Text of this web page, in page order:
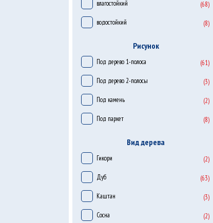
влагостойкий (68)
водостойкий (8)
Рисунок
Под дерево 1-полоса (61)
Под дерево 2-полосы (3)
Под камень (2)
Под паркет (8)
Вид дерева
Гикори (2)
Дуб (63)
Каштан (3)
Сосна (2)